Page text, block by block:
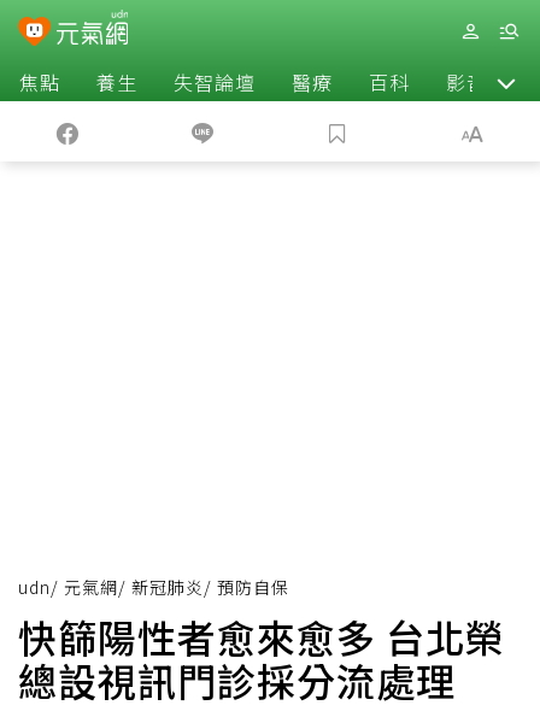
焦點 養生 失智論壇 醫療 百科 影音
udn/ 元氣網/ 新冠肺炎 / 預防自保
快篩陽性者愈來愈多 台北榮
總設視訊門診採分流處理